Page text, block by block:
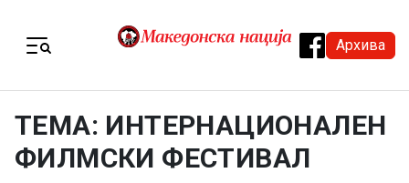
Архива
ТЕМА: ИНТЕРНАЦИОНАЛЕН
ФИЛМСКИ ФЕСТИВАЛ